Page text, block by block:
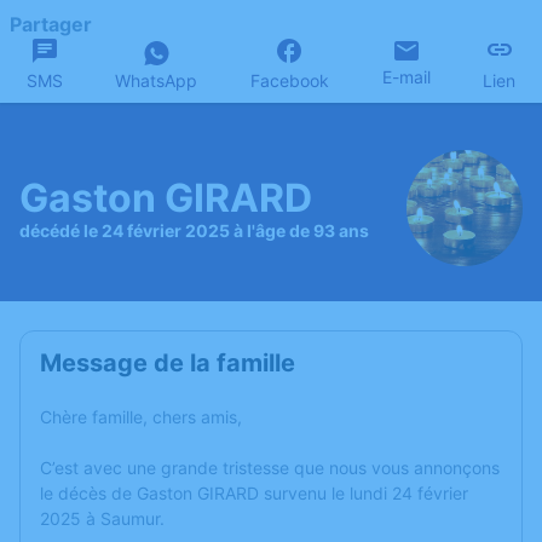
Partager
SMS WhatsApp Facebook E-mail Lien
Gaston GIRARD
décédé le 24 février 2025 à l'âge de 93 ans
Message de la famille
Chère famille, chers amis,
C’est avec une grande tristesse que nous vous annonçons
le décès de Gaston GIRARD survenu le lundi 24 février
2025 à Saumur.